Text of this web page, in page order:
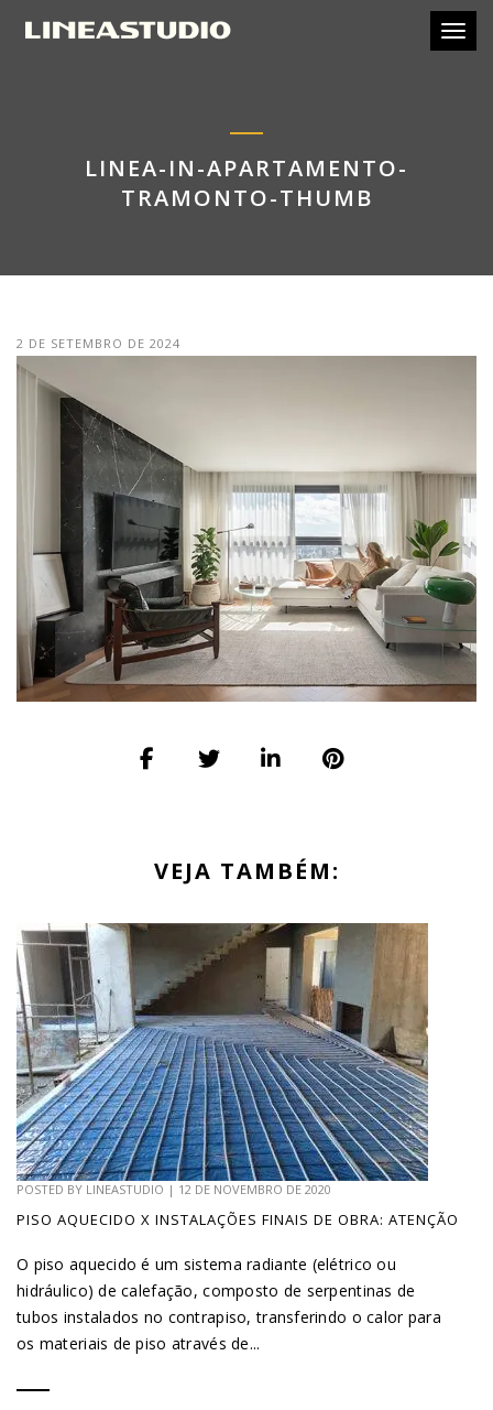
LINEA-IN-APARTAMENTO-
TRAMONTO-THUMB
2 DE SETEMBRO DE 2024
VEJA TAMBÉM:
POSTED BY LINEASTUDIO | 12 DE NOVEMBRO DE 2020
PISO AQUECIDO X INSTALAÇÕES FINAIS DE OBRA: ATENÇÃO
O piso aquecido é um sistema radiante (elétrico ou
hidráulico) de calefação, composto de serpentinas de
tubos instalados no contrapiso, transferindo o calor para
os materiais de piso através de...